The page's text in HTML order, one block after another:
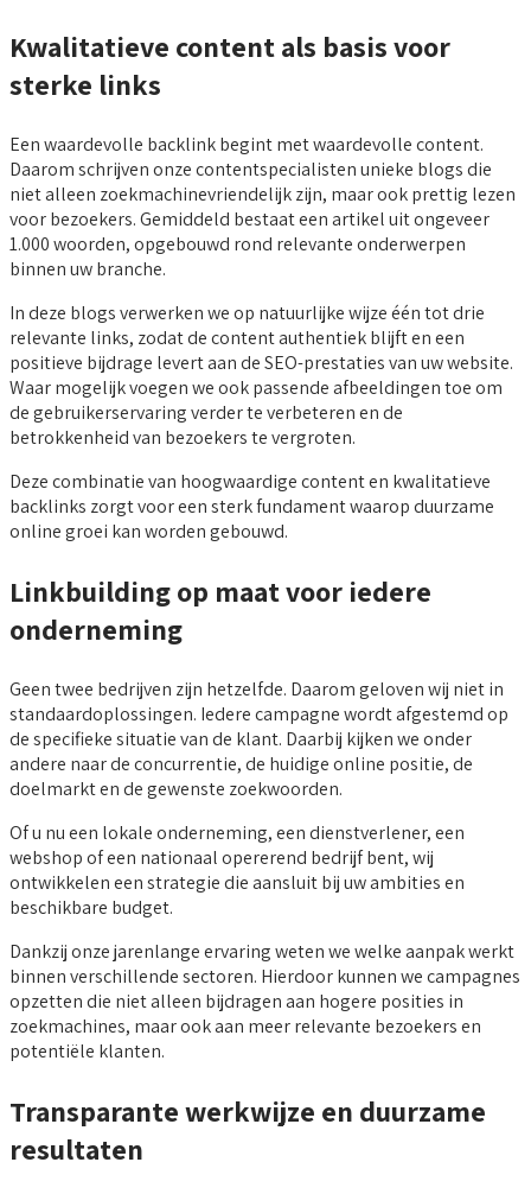
Kwalitatieve content als basis voor
sterke links
Een waardevolle backlink begint met waardevolle content.
Daarom schrijven onze contentspecialisten unieke blogs die
niet alleen zoekmachinevriendelijk zijn, maar ook prettig lezen
voor bezoekers. Gemiddeld bestaat een artikel uit ongeveer
1.000 woorden, opgebouwd rond relevante onderwerpen
binnen uw branche.
In deze blogs verwerken we op natuurlijke wijze één tot drie
relevante links, zodat de content authentiek blijft en een
positieve bijdrage levert aan de SEO-prestaties van uw website.
Waar mogelijk voegen we ook passende afbeeldingen toe om
de gebruikerservaring verder te verbeteren en de
betrokkenheid van bezoekers te vergroten.
Deze combinatie van hoogwaardige content en kwalitatieve
backlinks zorgt voor een sterk fundament waarop duurzame
online groei kan worden gebouwd.
Linkbuilding op maat voor iedere
onderneming
Geen twee bedrijven zijn hetzelfde. Daarom geloven wij niet in
standaardoplossingen. Iedere campagne wordt afgestemd op
de specifieke situatie van de klant. Daarbij kijken we onder
andere naar de concurrentie, de huidige online positie, de
doelmarkt en de gewenste zoekwoorden.
Of u nu een lokale onderneming, een dienstverlener, een
webshop of een nationaal opererend bedrijf bent, wij
ontwikkelen een strategie die aansluit bij uw ambities en
beschikbare budget.
Dankzij onze jarenlange ervaring weten we welke aanpak werkt
binnen verschillende sectoren. Hierdoor kunnen we campagnes
opzetten die niet alleen bijdragen aan hogere posities in
zoekmachines, maar ook aan meer relevante bezoekers en
potentiële klanten.
Transparante werkwijze en duurzame
resultaten